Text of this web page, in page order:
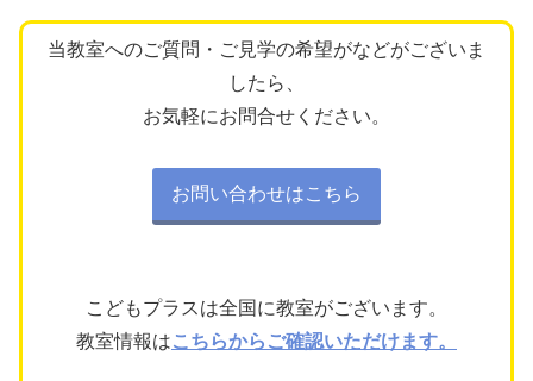
当教室へのご質問・ご見学の希望がなどがございま
したら、
お気軽にお問合せください。
お問い合わせはこちら
こどもプラスは全国に教室がございます。
教室情報はこちらからご確認いただけます。